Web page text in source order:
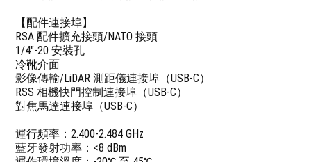
【配件連接埠】
RSA 配件擴充接頭/NATO 接頭
1/4"-20 安裝孔
冷靴介面
影像傳輸/LiDAR 測距儀連接埠（USB-C）
RSS 相機快門控制連接埠（USB-C）
對焦馬達連接埠（USB-C）
運行頻率：2.400-2.484 GHz
藍牙發射功率：<8 dBm